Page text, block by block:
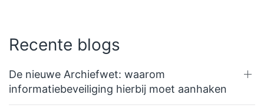
Recente blogs
De nieuwe Archiefwet: waarom
informatiebeveiliging hierbij moet aanhaken